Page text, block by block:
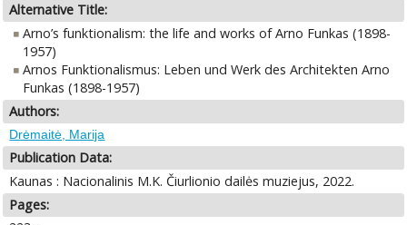
Alternative Title:
Arno’s funktionalism: the life and works of Arno Funkas (1898-
1957)
Arnos Funktionalismus: Leben und Werk des Architekten Arno
Funkas (1898-1957)
Authors:
Drėmaitė, Marija
Publication Data:
Kaunas : Nacionalinis M.K. Čiurlionio dailės muziejus, 2022.
Pages: